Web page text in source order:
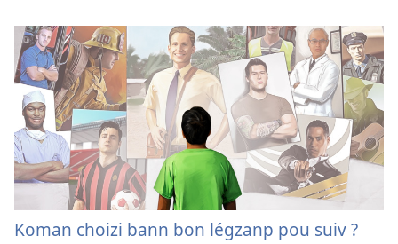
Koman choizi bann bon légzanp pou suiv ?